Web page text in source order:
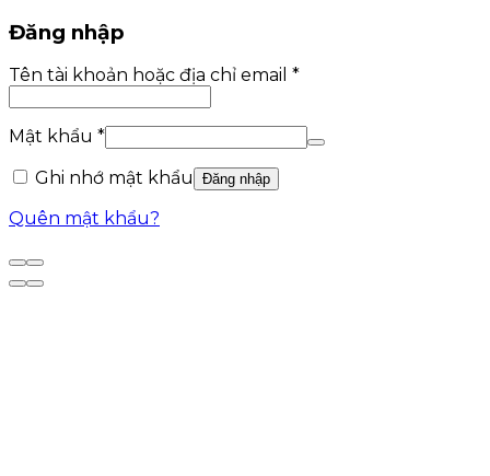
Đăng nhập
Tên tài khoản hoặc địa chỉ email *Bắt
Mật khẩu *Bắt
Ghi nhớ mật khẩu
Đăng nhập
Quên mật khẩu?